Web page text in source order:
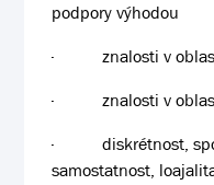
podpory výhodou
·
znalosti v
·
znalosti v
·
diskrétnost,
samostatnost,